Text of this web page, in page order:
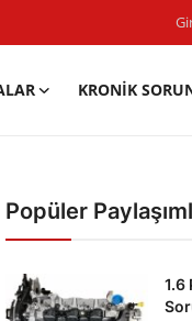
KRONIK
Popüler
1.6